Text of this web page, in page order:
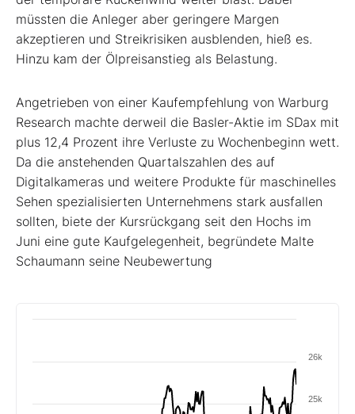
müssten die Anleger aber geringere Margen
akzeptieren und Streikrisiken ausblenden, hieß es.
Hinzu kam der Ölpreisanstieg als Belastung.
Angetrieben von einer Kaufempfehlung von Warburg
Research machte derweil die Basler-Aktie im SDax mit
plus 12,4 Prozent ihre Verluste zu Wochenbeginn wett.
Da die anstehenden Quartalszahlen des auf
Digitalkameras und weitere Produkte für maschinelles
Sehen spezialisierten Unternehmens stark ausfallen
sollten, biete der Kursrückgang seit den Hochs im
Juni eine gute Kaufgelegenheit, begründete Malte
Schaumann seine Neubewertung
25k
26k